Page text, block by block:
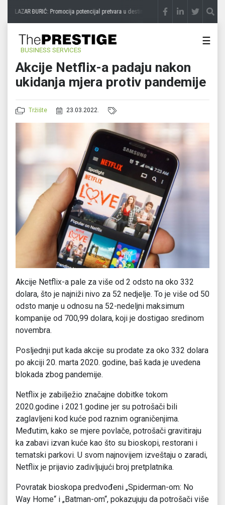
LAZAR ĐURIĆ: Promocija potencijal pretvara u destinaciju prije 3 sedmice
BUSINESS SERVICES
☰
Akcije Netflix-a padaju nakon
ukidanja mjera protiv pandemije
Tržište 23.03.2022.
Akcije Netflix-a pale za više od 2 odsto na oko 332
dolara, što je najniži nivo za 52 nedjelje. To je više od 50
odsto manje u odnosu na 52-nedeljni maksimum
kompanije od 700,99 dolara, koji je dostigao sredinom
novembra.
Posljednji put kada akcije su prodate za oko 332 dolara
po akciji 20. marta 2020. godine, baš kada je uvedena
blokada zbog pandemije.
Netflix je zabilježio značajne dobitke tokom
2020.godine i 2021.godine jer su potrošači bili
zaglavljeni kod kuće pod raznim ograničenjima.
Međutim, kako se mjere povlače, potrošači gravitiraju
ka zabavi izvan kuće kao što su bioskopi, restorani i
tematski parkovi. U svom najnovijem izveštaju o zaradi,
Netflix je prijavio zadivljujući broj pretplatnika.
Povratak bioskopa predvođeni „Spiderman-om: No
Way Home“ i „Batman-om“, pokazujuju da potrošači više